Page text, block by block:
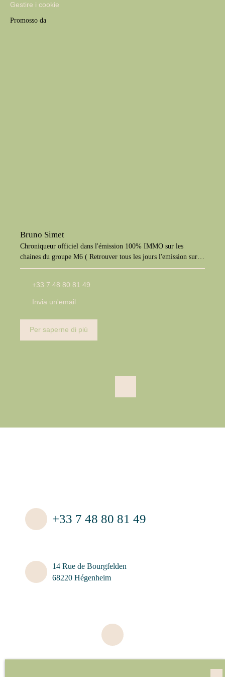
Gestire i cookie
Promosso da
Bruno Simet
Chroniqueur officiel dans l'émission 100% IMMO sur les
chaines du groupe M6 ( Retrouver tous les jours l'emission sur
M6+, W9, Paris Première, téva)
+33 7 48 80 81 49
Invia un'email
Per saperne di più
+33 7 48 80 81 49
14 Rue de Bourgfelden
68220 Hégenheim